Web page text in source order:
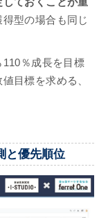
ておくことが重
型の場合も同じ
110％成長を目標
目標を求める、
と優先順位